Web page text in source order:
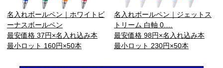
名入れボールペン｜ホワイトビ
ーナスボールペン
最安価格 37円×名入れ込み本
最小ロット 160円×50本
名入れボールペン｜ジェットス
トリーム 白軸 0.…
最安価格 98円×名入れ込み本
最小ロット 230円×50本